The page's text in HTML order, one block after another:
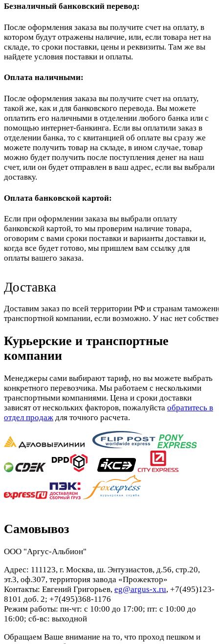
Безналичный банковский перевод:
После оформления заказа вы получите счет на оплату, в
котором будут отражены наличие, или, если товара нет на
складе, то сроки поставки, цены и реквизиты. Там же вы
найдете условия поставки и оплаты.
Оплата наличными:
После оформления заказа вы получите счет на оплату,
такой же, как и для банковского перевода. Вы можете
оплатить его наличными в отделении любого банка или с
помощью интернет-банкинга. Если вы оплатили заказ в
отделении банка, то с квитанцией об оплате вы сразу же
можете получить товар на складе, в ином случае, товар
можно будет получить после поступления денег на наш
счет, или он будет отправлен в ваш адрес, если вы выбрали
доставку.
Оплата банковской картой:
Если при оформлении заказа вы выбрали оплату
банковской картой, то мы проверим наличие товара,
оговорим с вами сроки поставки и варианты доставки и,
когда все будет готово, мы пришлем вам ссылку для
оплаты вашего заказа.
Доставка
Доставим заказ по всей территории РФ и странам
транспортной компании, если возможно. У нас нет
Курьерские и транспортные
компании
Менеджеры сами выбирают тариф, но вы можете выбрать
конкретного перевозчика. Мы работаем с несколькими
транспортными компаниями. Цена и сроки доставки
зависят от нескольких факторов, пожалуйста обратитесь в
отдел продаж для точного расчета.
Самовывоз
ООО "Аргус-Альбион"
Адрес: 111123, г. Москва, ш. Энтузиастов, д.56, стр.20,
эт.3, оф.307, территория завода «Прожектор»
Контакты: Евгений Григорьев, eg@argus-x.ru, +7(495)123-
8101 доб. 2; +7(495)368-1176
Режим работы: пн-чт: с 10:00 до 17:00; пт: с 10:00 до
16:00; сб-вс: выходной
Обращаем Ваше внимание на то, что проход пешком и